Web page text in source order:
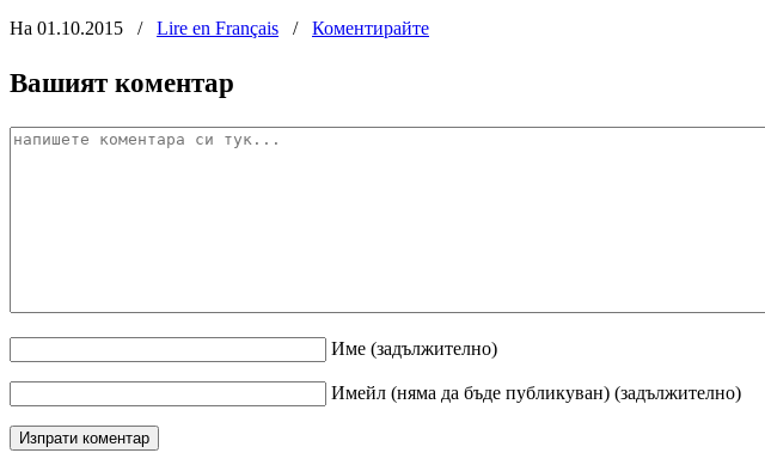
На 01.10.2015 / Lire en Français / Коментирайте
Вашият коментар
Име (задължително)
Имейл (няма да бъде публикуван) (задължително)